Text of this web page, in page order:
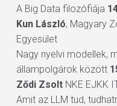
A Big Data filozófiája
Kun László, Magyary
Egyesület
Nagy nyelvi modellek,
állampolgárok között
Ződi ZsoltNKE EJKK
Amit az LLM tud,